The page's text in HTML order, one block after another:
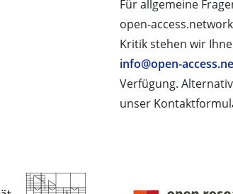
Für allgemeine
open-
Kritik stehen wir
info@open-
Verfügung.
unser